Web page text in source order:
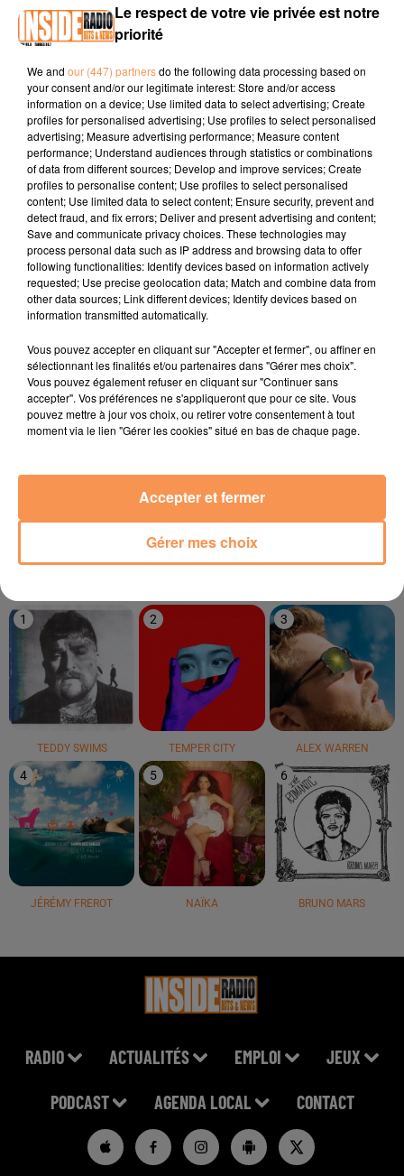
INTERVIEW DE CORALIE " LE PETIT CARNAVAL JURANÇONNAIS" À
JURANÇON, SUR RADIO INSIDE
Ste internet :www.ville-jurancon.fr
Facebook :Ville de Jurançon
Instagram :@villedejurancon
TITRES DIFFUSÉS
17h11
17h11 17h08
17h08
MAJESTIC
Rasputin
17h03
17h03
LE TOP
1
TEDDY SWIMS
2
TEMPER CITY
3
ALEX WARREN
4
JÉRÉMY FREROT
5
NAÏKA
6
BRUNO MARS
RADIO ACTUALITÉS EMPLOI JEUX
PODCAST AGENDA LOCAL CONTACT
Le respect de votre vie privée est notre
priorité
We and our (447) partnersdo the following data processing based on
your consent and/or our legitimate interest: Store and/or access
information on a device; Use limited data to select advertising; Create
profiles for personalised advertising; Use profiles to select personalised
advertising; Measure advertising performance; Measure content
performance; Understand audiences through statistics or combinations
of data from different sources; Develop and improve services; Create
profiles to personalise content; Use profiles to select personalised
content; Use limited data to select content; Ensure security, prevent and
detect fraud, and fix errors; Deliver and present advertising and content;
Save and communicate privacy choices. These technologies may
process personal data such as IP address and browsing data to offer
following functionalities: Identify devices based on information actively
requested; Use precise geolocation data; Match and combine data from
other data sources; Link different devices; Identify devices based on
information transmitted automatically.
Vous pouvez accepter en cliquant sur "Accepter et fermer", ou affiner en
sélectionnant les finalités et/ou partenaires dans "Gérer mes choix".
Vous pouvez également refuser en cliquant sur "Continuer sans
accepter". Vos préférences ne s'appliqueront que pour ce site. Vous
pouvez mettre à jour vos choix, ou retirer votre consentement à tout
moment via le lien "Gérer les cookies" situé en bas de chaque page.
Gérer mes choix
Accepter et fermer